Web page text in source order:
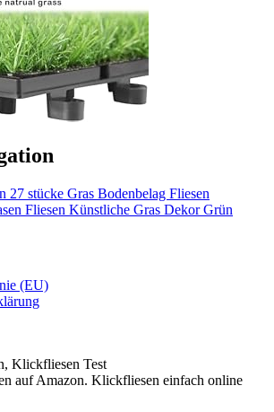
27 stücke Gras Bodenbelag Fliesen
Fliesen Künstliche Gras Dekor Grün
(EU)
auf Amazon. Klickfliesen einfach online